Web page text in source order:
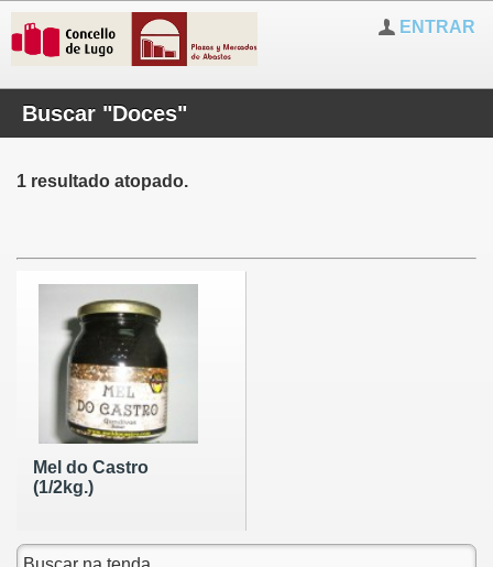
ENTRAR
Buscar "Doces"
1 resultado atopado.
Mel do Castro
(1/2kg.)